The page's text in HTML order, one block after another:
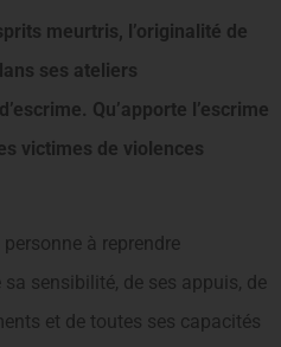
meurtris, l’origi­nalité de
ses ateliers
Qu’apporte l’escrime
victimes de violences
personne à reprendre
sensibilité, de ses appuis, de
et de toutes ses capacités